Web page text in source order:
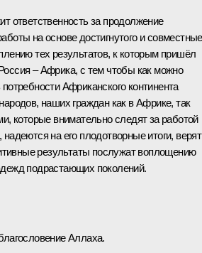
ответственность за продолжение
на основе достигнутого и совместные
тех результатов, к которым пришёл
– Африка, с тем чтобы как можно
Африканского континента
наших граждан как в Африке, так
которые внимательно следят за работой
на его плодотворные итоги, верят
результаты послужат воплощению
подрастающих поколений.
Аллаха.